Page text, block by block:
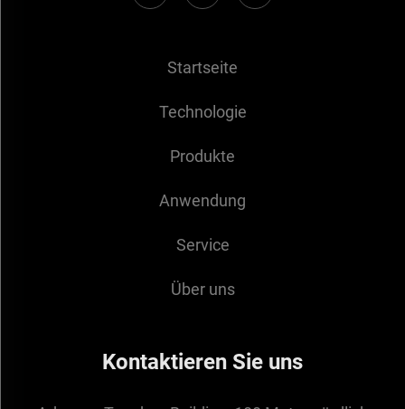
Startseite
Technologie
Produkte
Anwendung
Service
Über uns
Kontaktieren Sie uns